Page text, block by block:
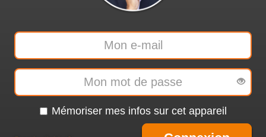
Mémoriser mes infos sur cet appareil